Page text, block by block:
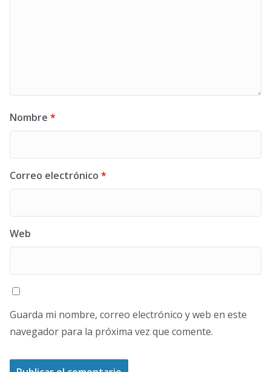
Nombre *
Correo electrónico *
Web
Guarda mi nombre, correo electrónico y web en este
navegador para la próxima vez que comente.